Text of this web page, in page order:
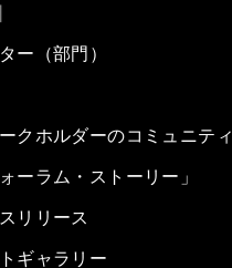
ー（部門）
クホルダーのコミュニティ
ォーラム・ストーリー」
リリース
ギャラリー